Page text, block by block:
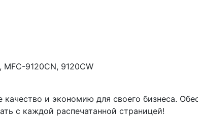
9120CN, 9120CW
и экономию для своего бизнеса.
с каждой распечатанной страницей!